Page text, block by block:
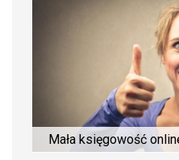
Mała księgowość